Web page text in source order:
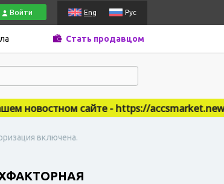
Войти Eng Рус
Стать продавцом
новостном сайте - https://accsmarket.news
включена.